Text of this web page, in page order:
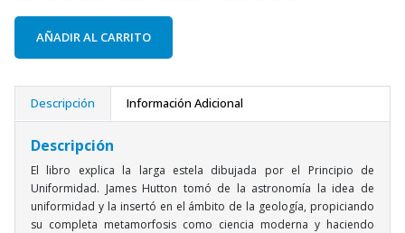
AÑADIR AL CARRITO
Descripción Información Adicional
Descripción
El libro explica la larga estela dibujada por el Principio de
Uniformidad. James Hutton tomó de la astronomía la idea de
uniformidad y la insertó en el ámbito de la geología, propiciando
su completa metamorfosis como ciencia moderna y haciendo